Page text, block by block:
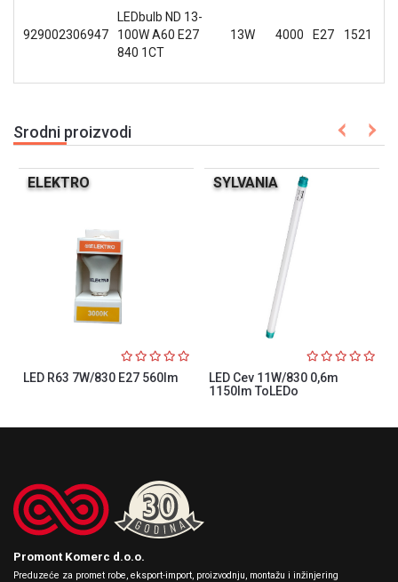
929002306947
LEDbulb ND 13-
100W A60 E27
840 1CT
13W 4000 E27 1521
Srodni proizvodi
ELEKTRO
LED R63 7W/830 E27 560lm
SYLVANIA
LED Cev 11W/830 0,6m
1150lm ToLEDo
Promont Komerc d.o.o.
Preduzeće za promet robe, eksport-import, proizvodnju, montažu i inžinjering